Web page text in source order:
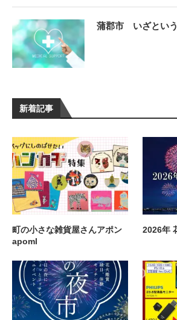
新着記事
町の小さな雑貨屋さんアポン
apoml
2026年
蒲郡市 いざとい